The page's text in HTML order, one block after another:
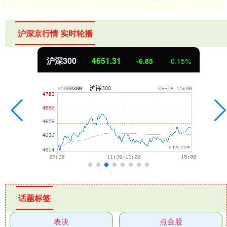
沪深京行情 实时轮播
沪深300 4651.31 -6.85 -0.15%
话题标签
表决 点金股